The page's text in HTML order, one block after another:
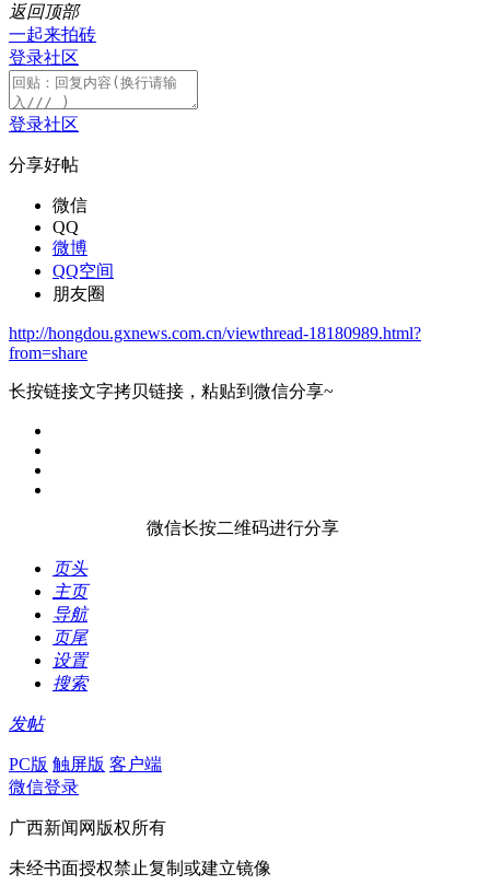
返回顶部
一起来拍砖
登录社区
登录社区
分享好帖
微信
QQ
微博
QQ空间
朋友圈
http://hongdou.gxnews.com.cn/viewthread-18180989.html?
from=share
长按链接文字拷贝链接，粘贴到微信分享~
微信长按二维码进行分享
页头
主页
导航
页尾
设置
搜索
发帖
PC版 触屏版 客户端
微信登录
广西新闻网版权所有
未经书面授权禁止复制或建立镜像